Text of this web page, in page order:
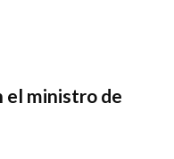
el ministro de